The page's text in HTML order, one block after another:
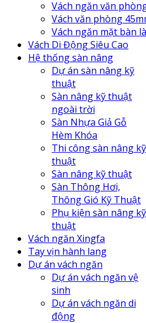
Vách ngăn văn
Vách văn phòng
Vách ngăn mặt bàn
Vách Di Động Siêu Cao
Hệ thống sàn nâng
Dự án sàn nâng kỹ
thuật
Sàn nâng kỹ thuật
ngoài trời
Sàn Nhựa Giả Gỗ
Hèm Khóa
Thi công sàn nâng kỹ
thuật
Sàn nâng kỹ thuật
Sàn Thông Hơi,
Thông Gió Kỹ Thuật
Phụ kiện sàn nâng kỹ
thuật
Vách ngăn Xingfa
Tay vịn hành lang
Dự án vách ngăn
Dự án vách ngăn vệ
sinh
Dự án vách ngăn di
động